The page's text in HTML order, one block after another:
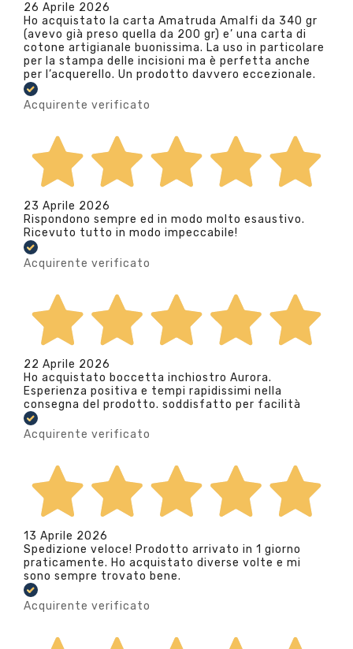
26 Aprile 2026
Ho acquistato la carta Amatruda Amalfi da 340 gr
(avevo già preso quella da 200 gr) e’ una carta di
cotone artigianale buonissima. La uso in particolare
per la stampa delle incisioni ma è perfetta anche
per l’acquerello. Un prodotto davvero eccezionale.
Acquirente verificato
23 Aprile 2026
Rispondono sempre ed in modo molto esaustivo.
Ricevuto tutto in modo impeccabile!
Acquirente verificato
22 Aprile 2026
Ho acquistato boccetta inchiostro Aurora.
Esperienza positiva e tempi rapidissimi nella
consegna del prodotto. soddisfatto per facilità
Acquirente verificato
13 Aprile 2026
Spedizione veloce! Prodotto arrivato in 1 giorno
praticamente. Ho acquistato diverse volte e mi
sono sempre trovato bene.
Acquirente verificato